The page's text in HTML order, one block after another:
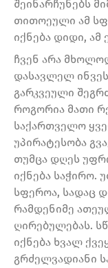
შეინარჩუნებს
თითოეული ამ
იქნება დიდი, ამ
ჩვენ არა
დასავლელ
გარკვეული
როგორია მათი
საქართველო
უპირატესობა
თუმცა დღეს
იქნება საჭირო.
სფეროა, სადაც
რამდენიმე
ღირებულებას.
იქნება ხვალ
გრძელვადიანი